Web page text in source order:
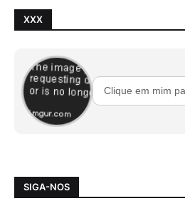
XXX
Clique em mim
SIGA-NOS